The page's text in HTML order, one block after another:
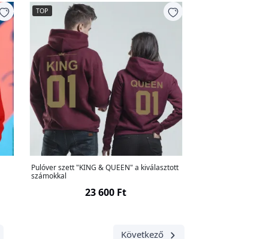
TOP
Pulóver szett "KING & QUEEN" a kiválasztott
számokkal
23 600 Ft
Következő